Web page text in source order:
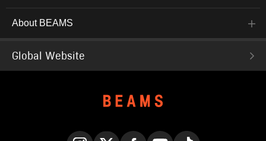
About BEAMS
Global Website